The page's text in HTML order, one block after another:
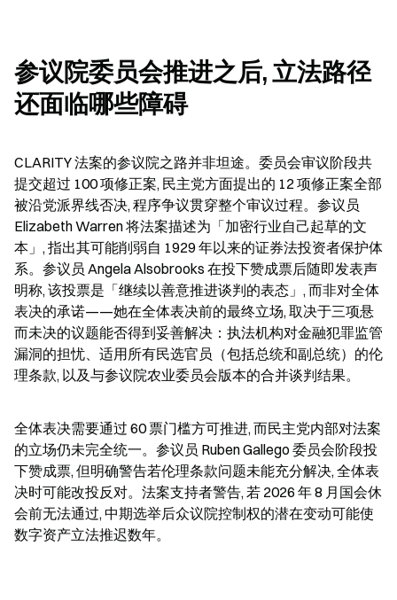
参议院委员会推进之后, 立法路径
还面临哪些障碍
CLARITY 法案的参议院之路并非坦途。委员会审议阶段共
提交超过 100 项修正案, 民主党方面提出的 12 项修正案全部
被沿党派界线否决, 程序争议贯穿整个审议过程。参议员
Elizabeth Warren 将法案描述为「加密行业自己起草的文
本」, 指出其可能削弱自 1929 年以来的证券法投资者保护体
系。参议员 Angela Alsobrooks 在投下赞成票后随即发表声
明称, 该投票是「继续以善意推进谈判的表态」, 而非对全体
表决的承诺——她在全体表决前的最终立场, 取决于三项悬
而未决的议题能否得到妥善解决：执法机构对金融犯罪监管
漏洞的担忧、适用所有民选官员（包括总统和副总统）的伦
理条款, 以及与参议院农业委员会版本的合并谈判结果。
全体表决需要通过 60 票门槛方可推进, 而民主党内部对法案
的立场仍未完全统一。参议员 Ruben Gallego 委员会阶段投
下赞成票, 但明确警告若伦理条款问题未能充分解决, 全体表
决时可能改投反对。法案支持者警告, 若 2026 年 8 月国会休
会前无法通过, 中期选举后众议院控制权的潜在变动可能使
数字资产立法推迟数年。